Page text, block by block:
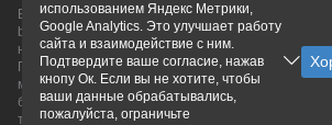
Вся информация о продуктах банков,
bankinform.ru, носит исключительно
не является публичной офертой, определяемой
ГК РФ. Информация не содержит точного и
может быть изменена. Конечные условия
банков или при личном обращении.
товарные знаки принадлежит их
использованием Яндекс Метрики,
Google Analytics. Это улучшает работу
сайта и взаимодействие с ним.
Подтвердите ваше согласие, нажав
кнопу Ок. Если вы не хотите, чтобы
ваши данные обрабатывались,
пожалуйста, ограничьте